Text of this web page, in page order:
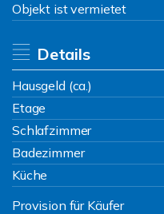
Objekt ist vermietet
Details
Hausgeld (ca.)
Etage
Schlafzimmer
Badezimmer
Küche
Provision für Käufer